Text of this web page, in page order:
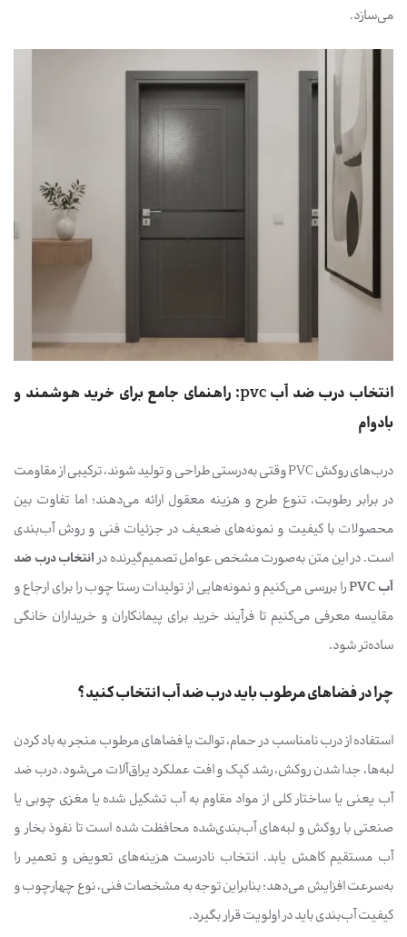
می‌سازد.
انتخاب درب ضد آب pvc: راهنمای جامع برای خرید هوشمند و
بادوام
درب‌های روکش PVC وقتی به‌درستی طراحی و تولید شوند، ترکیبی از مقاومت
در برابر رطوبت، تنوع طرح و هزینه معقول ارائه می‌دهند؛ اما تفاوت بین
محصولات با کیفیت و نمونه‌های ضعیف در جزئیات فنی و روش آب‌بندی
است. در این متن به‌صورت مشخص عوامل تصمیم‌گیرنده درانتخاب درب ضد
آب PVC
را بررسی می‌کنیم و نمونه‌هایی از تولیدات رستا چوب را برای ارجاع و
مقایسه معرفی می‌کنیم تا فرآیند خرید برای پیمانکاران و خریداران خانگی
ساده‌تر شود.
چرا در فضاهای مرطوب باید درب ضد آب انتخاب کنید؟
استفاده از درب نامناسب در حمام، توالت یا فضاهای مرطوب منجر به باد کردن
لبه‌ها، جدا شدن روکش، رشد کپک و افت عملکرد یراق‌آلات می‌شود. درب ضد
آب یعنی یا ساختار کلی از مواد مقاوم به آب تشکیل شده یا مغزی چوبی یا
صنعتی با روکش و لبه‌های آب‌بندی‌شده محافظت شده است تا نفوذ بخار و
آب مستقیم کاهش یابد. انتخاب نادرست هزینه‌های تعویض و تعمیر را
به‌سرعت افزایش می‌دهد؛ بنابراین توجه به مشخصات فنی، نوع چهارچوب و
کیفیت آب‌بندی باید در اولویت قرار بگیرد.